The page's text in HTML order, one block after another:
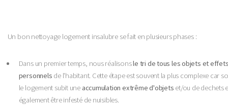
Un bon nettoyage logement insalubre se fait en plusieurs phases :
Dans un premier temps, nous réalisonsle tri de tous les objets et
personnels de l'habitant. Cette étape est souvent la plus complexe car
le logement subit une accumulation extrême d'objets et/ou de dechets
également être infesté de nuisibles.